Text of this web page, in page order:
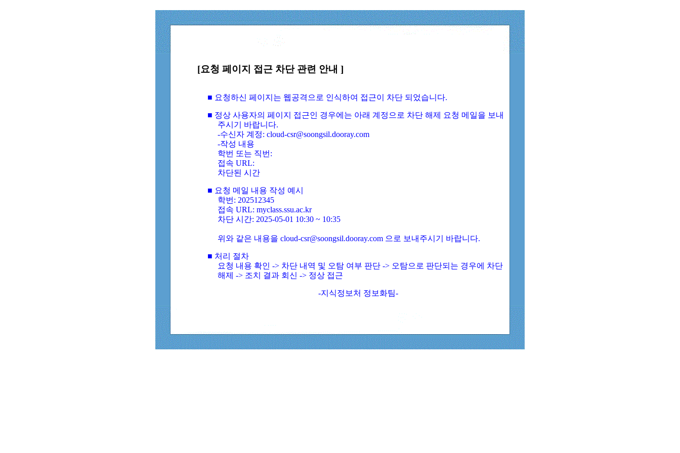
[요청 페이지 접근 차단 관련 안내 ]
■ 요청하신 페이지는 웹공격으로 인식하여 접근이 차단 되었습니다.
■ 정상 사용자의 페이지 접근인 경우에는 아래 계정으로 차단 해제 요청 메일을 보내
주시기 바랍니다.
-수신자 계정: cloud-csr@soongsil.dooray.com
-작성 내용
학번 또는 직번:
접속 URL:
차단된 시간
■ 요청 메일 내용 작성 예시
학번: 202512345
접속 URL: myclass.ssu.ac.kr
차단 시간: 2025-05-01 10:30 ~ 10:35
위와 같은 내용을 cloud-csr@soongsil.dooray.com 으로 보내주시기 바랍니다.
■ 처리 절차
요청 내용 확인 -> 차단 내역 및 오탐 여부 판단 -> 오탐으로 판단되는 경우에 차단
해제 -> 조치 결과 회신 -> 정상 접근
-지식정보처 정보화팀-